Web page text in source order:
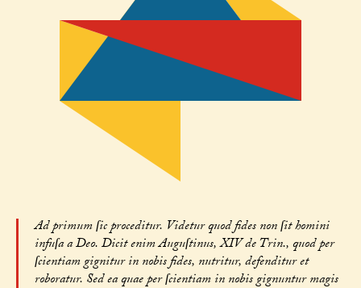
Ad primum ſic proceditur. Videtur quod fides non ſit homini
infuſa a Deo. Dicit enim Auguſtinus, XIV de Trin., quod per
ſcientiam gignitur in nobis fides, nutritur, defenditur et
roboratur. Sed ea quae per ſcientiam in nobis gignuntur magis